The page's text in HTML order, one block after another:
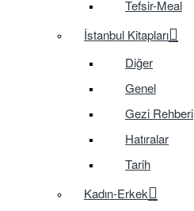
Tefsir-Meal
İstanbul Kitapları
Diğer
Genel
Gezi Rehberi
Hatıralar
Tarih
Kadın-Erkek